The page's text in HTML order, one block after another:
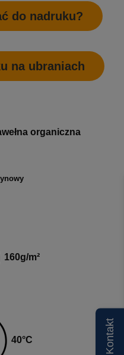
do nadruku?
na ubraniach
organiczna
160g/m²
40°C Kontakt